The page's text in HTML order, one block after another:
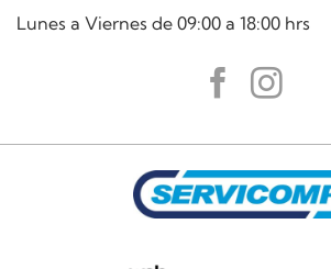
Lunes a Viernes de 09:00 a 18:00 hrs